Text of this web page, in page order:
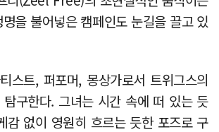
을 불어넣은 캠페인도 눈길을 끌고 있
스트, 퍼포머, 몽상가로서 트위그스의
구한다. 그녀는 시간 속에 떠 있는 듯
감 없이 영원히 흐르는 듯한 포즈로 구